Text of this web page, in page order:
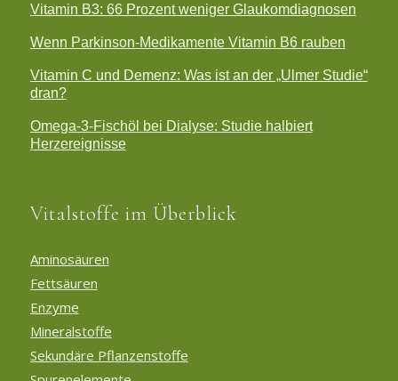
Vitamin B3: 66 Prozent weniger Glaukomdiagnosen
Wenn Parkinson-Medikamente Vitamin B6 rauben
Vitamin C und Demenz: Was ist an der „Ulmer Studie“
dran?
Omega-3-Fischöl bei Dialyse: Studie halbiert
Herzereignisse
Vitalstoffe im Überblick
Aminosäuren
Fettsäuren
Enzyme
Mineralstoffe
Sekundäre Pflanzenstoffe